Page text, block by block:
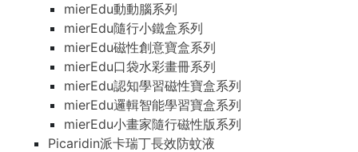
mierEdu動動腦系列
mierEdu隨行小鐵盒系列
mierEdu磁性創意寶盒系列
mierEdu口袋水彩畫冊系列
mierEdu認知學習磁性寶盒系列
mierEdu邏輯智能學習寶盒系列
mierEdu小畫家隨行磁性版系列
Picaridin派卡瑞丁長效防蚊液